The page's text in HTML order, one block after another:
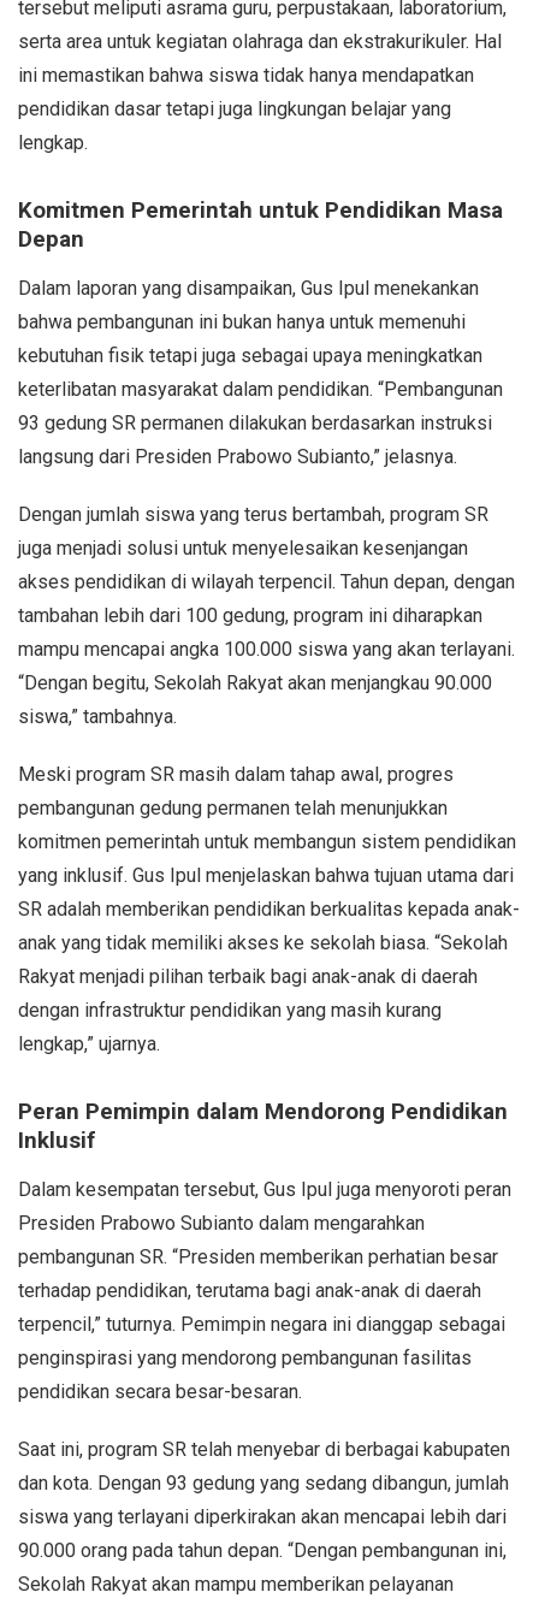
tersebut meliputi asrama guru, perpustakaan, laboratorium,
serta area untuk kegiatan olahraga dan ekstrakurikuler. Hal
ini memastikan bahwa siswa tidak hanya mendapatkan
pendidikan dasar tetapi juga lingkungan belajar yang
lengkap.
Komitmen Pemerintah untuk Pendidikan Masa
Depan
Dalam laporan yang disampaikan, Gus Ipul menekankan
bahwa pembangunan ini bukan hanya untuk memenuhi
kebutuhan fisik tetapi juga sebagai upaya meningkatkan
keterlibatan masyarakat dalam pendidikan. “Pembangunan
93 gedung SR permanen dilakukan berdasarkan instruksi
langsung dari Presiden Prabowo Subianto,” jelasnya.
Dengan jumlah siswa yang terus bertambah, program SR
juga menjadi solusi untuk menyelesaikan kesenjangan
akses pendidikan di wilayah terpencil. Tahun depan, dengan
tambahan lebih dari 100 gedung, program ini diharapkan
mampu mencapai angka 100.000 siswa yang akan terlayani.
“Dengan begitu, Sekolah Rakyat akan menjangkau 90.000
siswa,” tambahnya.
Meski program SR masih dalam tahap awal, progres
pembangunan gedung permanen telah menunjukkan
komitmen pemerintah untuk membangun sistem pendidikan
yang inklusif. Gus Ipul menjelaskan bahwa tujuan utama dari
SR adalah memberikan pendidikan berkualitas kepada anak-
anak yang tidak memiliki akses ke sekolah biasa. “Sekolah
Rakyat menjadi pilihan terbaik bagi anak-anak di daerah
dengan infrastruktur pendidikan yang masih kurang
lengkap,” ujarnya.
Peran Pemimpin dalam Mendorong Pendidikan
Inklusif
Dalam kesempatan tersebut, Gus Ipul juga menyoroti peran
Presiden Prabowo Subianto dalam mengarahkan
pembangunan SR. “Presiden memberikan perhatian besar
terhadap pendidikan, terutama bagi anak-anak di daerah
terpencil,” tuturnya. Pemimpin negara ini dianggap sebagai
penginspirasi yang mendorong pembangunan fasilitas
pendidikan secara besar-besaran.
Saat ini, program SR telah menyebar di berbagai kabupaten
dan kota. Dengan 93 gedung yang sedang dibangun, jumlah
siswa yang terlayani diperkirakan akan mencapai lebih dari
90.000 orang pada tahun depan. “Dengan pembangunan ini,
Sekolah Rakyat akan mampu memberikan pelayanan